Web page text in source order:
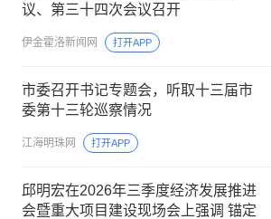
议、第三十四次会议召开
伊金霍洛新闻网 打开APP
市委召开书记专题会，听取十三届市
委第十三轮巡察情况
江海明珠网 打开APP
邱明宏在2026年三季度经济发展推进
会暨重大项目建设现场会上强调 锚定